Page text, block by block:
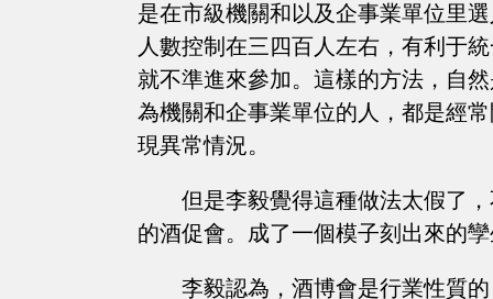
是在市級機關和以及企事業單位里
人數控制在三四百人左右，有利于
就不準進來參加。這樣的方法，自
為機關和企事業單位的人，都是經
現異常情況。
但是李毅覺得這種做法太假了
的酒促會。成了一個模子刻出來的
李毅認為，酒博會是行業性質